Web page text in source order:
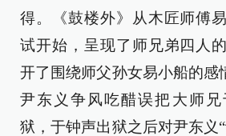
得。《鼓楼外》从木匠师傅
试开始，呈现了师兄弟四人
开了围绕师父孙女易小船的感
尹东义争风吃醋误把大师
狱，于钟声出狱之后对尹东义